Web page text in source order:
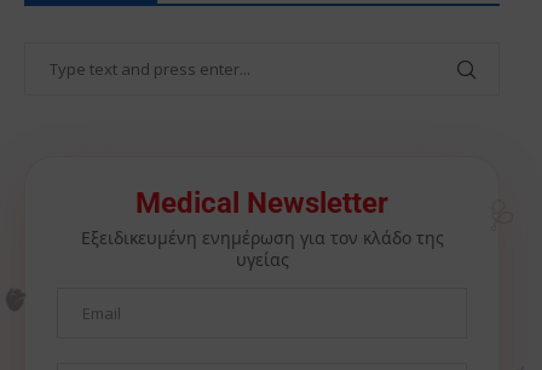
Medical Newsletter
Εξειδικευμένη ενημέρωση για τον κλάδο της
υγείας